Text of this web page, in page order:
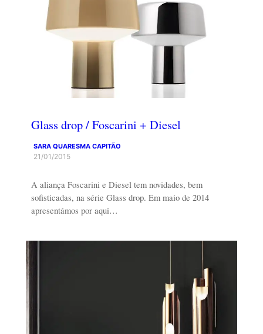
Glass drop / Foscarini + Diesel
SARA QUARESMA CAPITÃO
21/01/2015
A aliança Foscarini e Diesel tem novidades, bem
sofisticadas, na série Glass drop. Em maio de 2014
apresentámos por aqui…